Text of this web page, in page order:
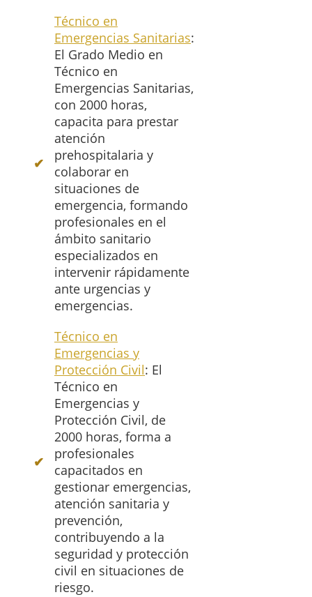
Técnico en
Emergencias Sanitarias:
El Grado Medio en
Técnico en
Emergencias Sanitarias,
con 2000 horas,
capacita para prestar
atención
prehospitalaria y
colaborar en
situaciones de
emergencia, formando
profesionales en el
ámbito sanitario
especializados en
intervenir rápidamente
ante urgencias y
emergencias.
Técnico en
Emergencias y
Protección Civil: El
Técnico en
Emergencias y
Protección Civil, de
2000 horas, forma a
profesionales
capacitados en
gestionar emergencias,
atención sanitaria y
prevención,
contribuyendo a la
seguridad y protección
civil en situaciones de
riesgo.